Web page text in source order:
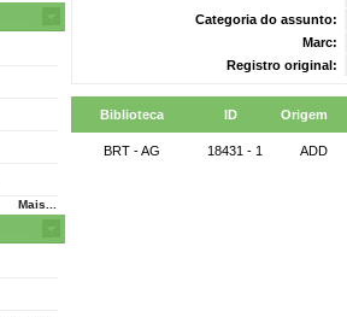
Mais...
Categoria do assunto:
Marc:
Registro original:
Biblioteca ID Origem
BRT - AG 18431 - 1 ADD